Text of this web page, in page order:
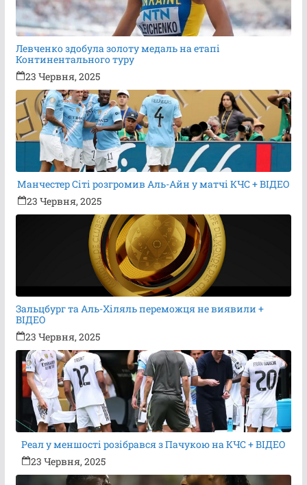
Левченко здобула золоту медаль на етапі
Континентального туру
23 Червня, 2025
Манчестер Сіті розгромив Аль-Айн у матчі КЧС + ВІДЕО
23 Червня, 2025
Зальцбург та Аль-Хіляль переможця не виявили +
ВІДЕО
23 Червня, 2025
Реал у меншості розібрався з Пачукою на КЧС + ВІДЕО
23 Червня, 2025